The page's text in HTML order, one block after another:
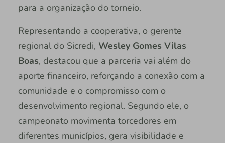
para a organização do torneio.
Representando a cooperativa, o gerente
regional do Sicredi, Wesley Gomes Vilas
Boas, destacou que a parceria vai além do
aporte financeiro, reforçando a conexão com a
comunidade e o compromisso com o
desenvolvimento regional. Segundo ele, o
campeonato movimenta torcedores em
diferentes municípios, gera visibilidade e